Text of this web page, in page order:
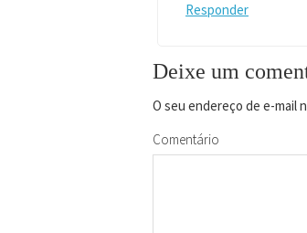
Responder
Deixe um
O seu endereço de e-mail
Comentário